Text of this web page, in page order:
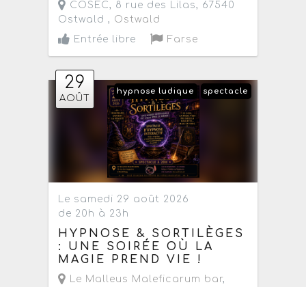
COSEC, 8 rue des Lilas, 67540
Ostwald , Ostwald
Entrée libre
Farse
29
AOÛT
spectacle
hypnose ludique
Le samedi 29 août 2026
de 20h à 23h
HYPNOSE & SORTILÈGES
: UNE SOIRÉE OÙ LA
MAGIE PREND VIE !
Le Malleus Maleficarum bar,